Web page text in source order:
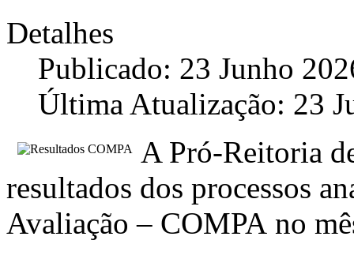
Detalhes
Publicado: 23 Junho
Última Atualização: 23
A Pró-Reitoria
resultados dos processos
Avaliação – COMPA no